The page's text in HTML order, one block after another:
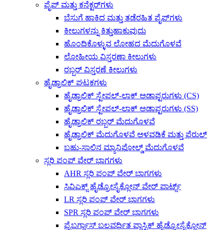
ಪೈಪ್ ಮತ್ತು ಕನೆಕ್ಟರ್‌ಗಳು
ಬೆಸುಗೆ ಹಾಕಿದ ಮತ್ತು ತಡೆರಹಿತ ಪೈಪ್‌ಗಳು
ಕೀಲುಗಳನ್ನು ಕಿತ್ತುಹಾಕುವುದು
ಹೊಂದಿಕೊಳ್ಳುವ ಲೋಹದ ಮೆದುಗೊಳವೆ
ಲೋಹೀಯ ವಿಸ್ತರಣಾ ಕೀಲುಗಳು
ರಬ್ಬರ್ ವಿಸ್ತರಣೆ ಕೀಲುಗಳು
ಹೈಡ್ರಾಲಿಕ್ ಘಟಕಗಳು
ಹೈಡ್ರಾಲಿಕ್ ಸ್ಟೇಪಲ್-ಲಾಕ್ ಅಡಾಪ್ಟರುಗಳು (CS)
ಹೈಡ್ರಾಲಿಕ್ ಸ್ಟೇಪಲ್-ಲಾಕ್ ಅಡಾಪ್ಟರುಗಳು (SS)
ಹೈಡ್ರಾಲಿಕ್ ರಬ್ಬರ್ ಮೆದುಗೊಳವೆ
ಹೈಡ್ರಾಲಿಕ್ ಮೆದುಗೊಳವೆ ಅಳವಡಿಕೆ ಮತ್ತು ಫೆರುಲ್
ಬಹು-ಸಾಲಿನ ಮ್ಯಾನಿಫೋಲ್ಡ್ ಮೆದುಗೊಳವೆ
ಸ್ಲರಿ ಪಂಪ್ ವೇರ್ ಭಾಗಗಳು
AHR ಸ್ಲರಿ ಪಂಪ್ ವೇರ್ ಭಾಗಗಳು
ಸಿವಿಎಕ್ಸ್ ಹೈಡ್ರೋಸೈಕ್ಲೋನ್ ವೇರ್ ಪಾರ್ಟ್ಸ್
LR ಸ್ಲರಿ ಪಂಪ್ ವೇರ್ ಭಾಗಗಳು
SPR ಸ್ಲರಿ ಪಂಪ್ ವೇರ್ ಭಾಗಗಳು
ಫೈಬರ್ಗ್ಲಾಸ್ ಬಲವರ್ಧಿತ ಪ್ಲಾಸ್ಟಿಕ್ ಹೈಡ್ರೋಸೈಕ್ಲೋನ್